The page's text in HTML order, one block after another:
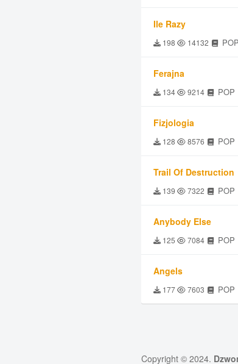
Ile Razy
198 14132 POP
Ferajna
134 9214 POP
Fizjologia
128 8576 POP
Trail Of Destruction
139 7322 POP
Anybody Else
125 7084 POP
Angels
177 7603 POP
Copyright © 2024.